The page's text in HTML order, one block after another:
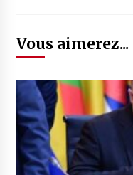
Vous aimerez...